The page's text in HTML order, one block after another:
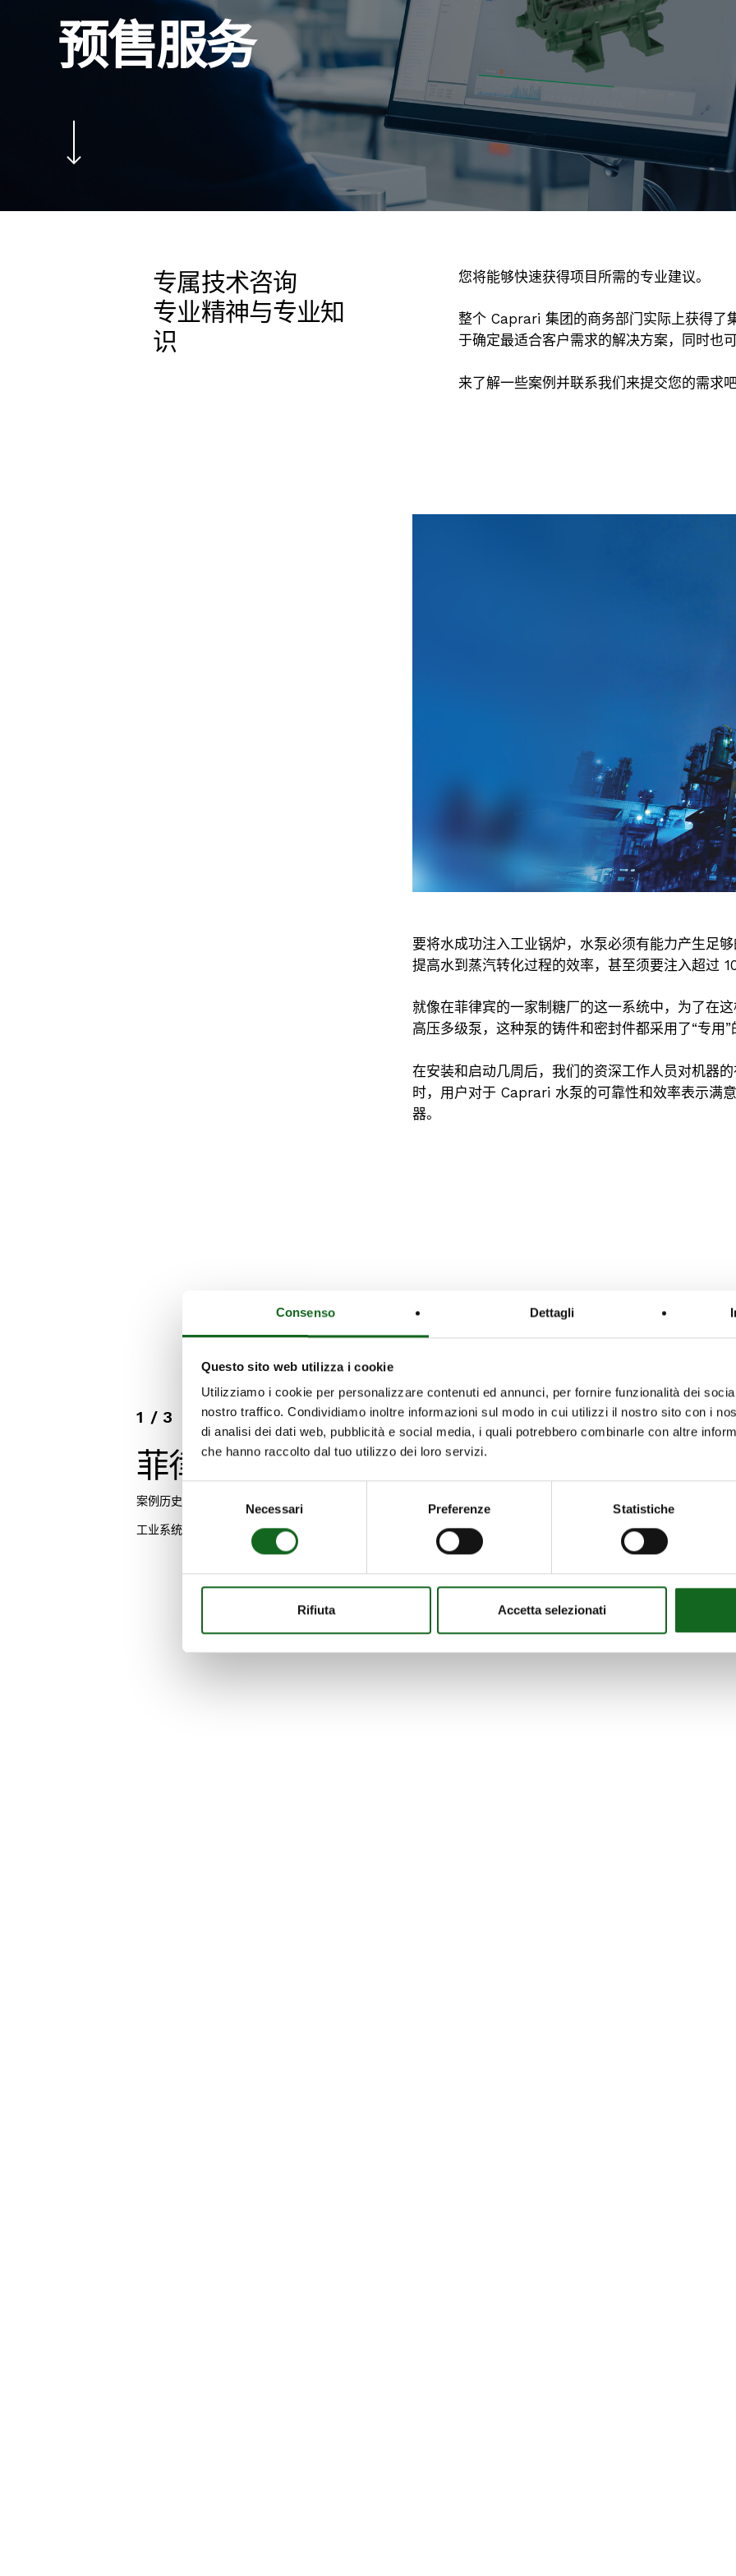
Consenso Dettagli
Questo sito web utilizza i cookie
Utilizziamo i cookie per personalizzare contenuti ed annunci, per fornire funzionalità dei
nostro traffico. Condividiamo inoltre informazioni sul modo in cui utilizzi il nostro sito con i
di analisi dei dati web, pubblicità e social media, i quali potrebbero combinarle con altre
che hanno raccolto dal tuo utilizzo dei loro servizi.
del
consenso
Necessari Preferenze Statistiche
Rifiuta Accetta selezionati
预售服务
专属技术咨询
专业精神与专业知
识
您将能够快速获得项目所需的专业建议。
整个 Caprari 集团的商务部门实际上获得了
于确定最适合客户需求的解决方案，同时也
来了解一些案例并联系我们来提交您的需求
1
3
/ 3
菲律宾
案例历史
工业系统
阿曼
中国
要将水成功注入工业锅炉，水泵必须有能力产生足
提高水到蒸汽转化过程的效率，甚至须要注入超过
就像在菲律宾的一家制糖厂的这一系统中，为了在
高压多级泵，这种泵的铸件和密封件都采用了“专用
在安装和启动几周后，我们的资深工作人员对机器
时，用户对于 Caprari 水泵的可靠性和效率表示满
器。